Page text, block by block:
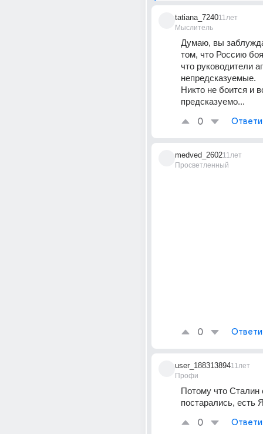
tatiana_7240
Мыслитель
11лет
Думаю, вы
том, что Россию
что руководители
непредсказуемые.
Никто не боится и
предсказуемо...
0
medved_2602
Просветленный
11лет
0
user_188313894
Профи
11лет
Потому что Сталин
постарались, есть
0